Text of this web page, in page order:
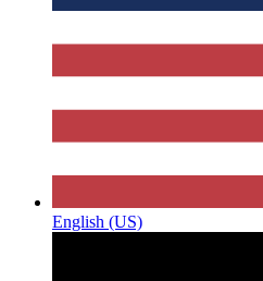
English (US)